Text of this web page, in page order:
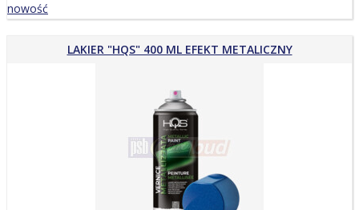
nowość
LAKIER "HQS" 400 ML EFEKT METALICZNY